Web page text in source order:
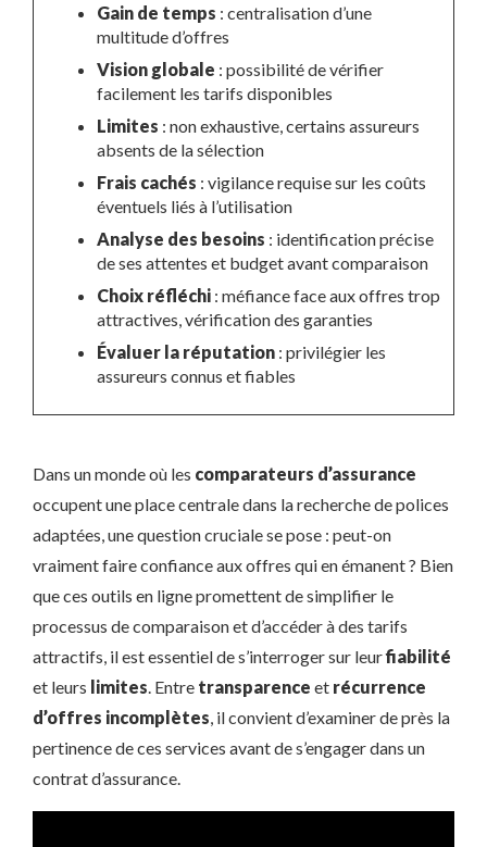
Gain de temps : centralisation d’une
multitude d’offres
Vision globale : possibilité de vérifier
facilement les tarifs disponibles
Limites : non exhaustive, certains assureurs
absents de la sélection
Frais cachés : vigilance requise sur les coûts
éventuels liés à l’utilisation
Analyse des besoins : identification précise
de ses attentes et budget avant comparaison
Choix réfléchi: méfiance face aux offres trop
attractives, vérification des garanties
Évaluer la réputation: privilégier les
assureurs connus et fiables
Dans un monde où les comparateurs d’assurance
occupent une place centrale dans la recherche de polices
adaptées, une question cruciale se pose : peut-on
vraiment faire confiance aux offres qui en émanent ? Bien
que ces outils en ligne promettent de simplifier le
processus de comparaison et d’accéder à des tarifs
attractifs, il est essentiel de s’interroger sur leurfiabilité
et leurs limites . Entre transparence et récurrence
d’offres incomplètes , il convient d’examiner de près la
pertinence de ces services avant de s’engager dans un
contrat d’assurance.